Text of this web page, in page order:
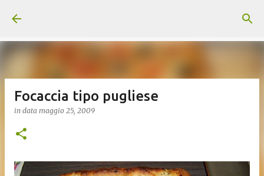
Focaccia tipo pugliese
in data maggio 25, 2009